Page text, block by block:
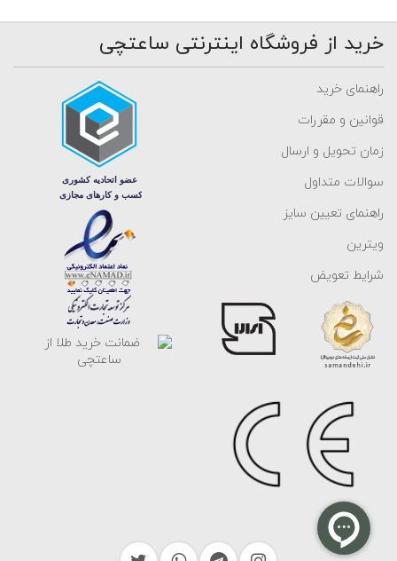
خرید از فروشگاه اینترنتی ساعتچی
راهنمای خرید
قوانین و مقررات
زمان تحویل و ارسال
سوالات متداول
راهنمای تعیین سایز
ویترین
شرایط تعویض